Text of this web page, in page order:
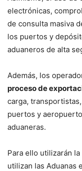
electrónicas,
de consulta masiva
los puertos y
aduaneros de alta
Además, los
proceso de
carga,
puertos y
aduaneras.
Para ello utilizarán la
utilizan las Aduanas